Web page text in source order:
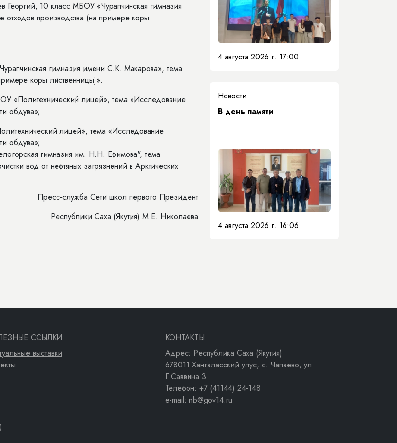
10 класс МБОУ «Чурапчинская гимназия
производства (на примере коры
гимназия имени С.К. Макарова», тема
коры лиственницы)».
«Политехнический лицей», тема «Исследование
обдува»;
лицей», тема «Исследование
обдува»;
гимназия им. Н.Н. Ефимова", тема
вод от нефтяных загрязнений в Арктических
Пресс-служба Сети школ первого Президент
Республики Саха (Якутия) М.Е. Николаева
4 августа 2026 г. 17:00
Новости
​В день памяти
4 августа 2026 г. 16:06
ССЫЛКИ
выставки
КОНТАКТЫ
Адрес: Республика Саха (Якутия)
678011 Хангаласский улус, с. Чапаево, ул.
Г.Саввина 3
Телефон: +7 (41144) 24-148
e-mail: nb@gov14.ru